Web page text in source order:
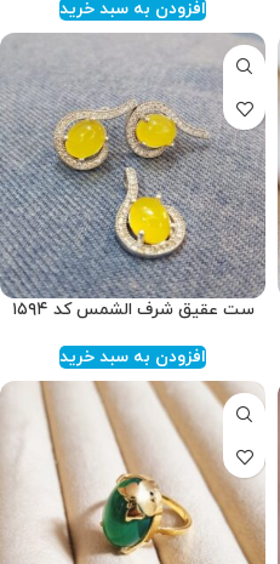
افزودن به سبد خرید
ست عقیق شرف الشمس کد ۱۵۹۴
افزودن به سبد خرید